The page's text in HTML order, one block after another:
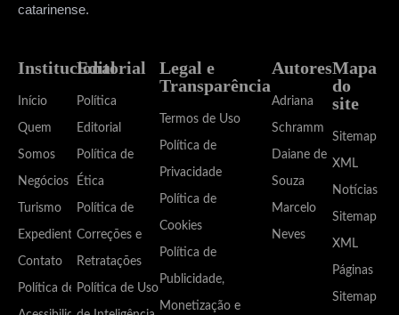
catarinense.
Institucional
Início
Quem
Somos
Negócios
Turismo
Expediente
Contato
Política de
Editorial
Política
Editorial
Política de
Ética
Política de
Correções e
Retratações
Política de Uso
Legal e
Transparência
Termos de Uso
Política de
Privacidade
Política de
Cookies
Política de
Publicidade,
Monetização e
Autores
Adriana
Schramm
Daiane de
Souza
Marcelo
Neves
Mapa
do
site
Sitemap
XML
Notícias
Sitemap
XML
Páginas
Sitemap